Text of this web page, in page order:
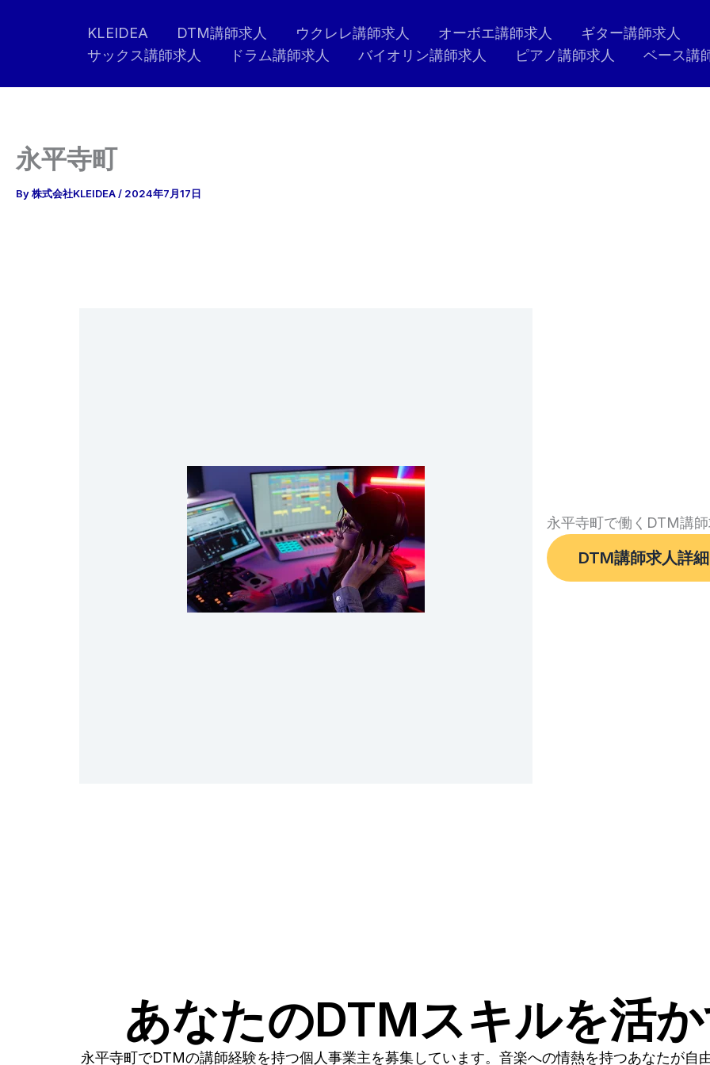
KLEIDEA DTM講師求人 ウクレレ講師求人 オーボエ講師求人 ギター講師求人
サックス講師求人
ドラム講師求人 バイオリン講師求人 ピアノ講師求人 ベース講
永平寺町
By株式会社KLEIDEA/ 2024年7月17日
永平寺町で働くDTM講
DTM講師求人詳細
あなたのDTMスキルを活
永平寺町でDTMの講師経験を持つ個人事業主を募集しています。音楽への情熱を持つあなたが自